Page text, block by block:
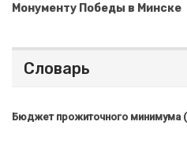
Монументу Победы в Минске
Словарь
Бюджет прожиточного минимума